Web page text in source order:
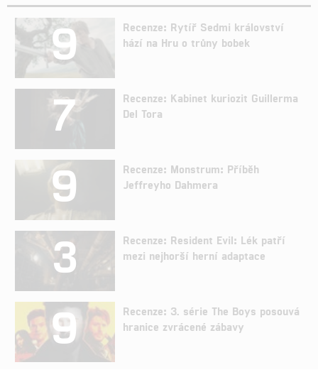
9
Recenze: Rytíř Sedmi království
hází na Hru o trůny bobek
7
Recenze: Kabinet kuriozit Guillerma
Del Tora
9
Recenze: Monstrum: Příběh
Jeffreyho Dahmera
3
Recenze: Resident Evil: Lék patří
mezi nejhorší herní adaptace
9
Recenze: 3. série The Boys posouvá
hranice zvrácené zábavy